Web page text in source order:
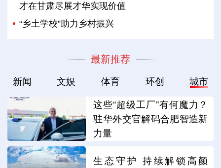
才在甘肃尽展才华实现价值
“乡土学校”助力乡村振兴
最新推荐
新闻 文娱 体育 环创 城市
这些“超级工厂”有何魔力？
驻华外交官解码合肥智造新
力量
生态守护 持续解锁高颜